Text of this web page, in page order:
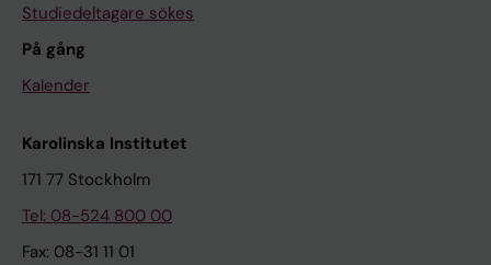
Studiedeltagare sökes
På gång
Kalender
Karolinska Institutet
171 77 Stockholm
Tel: 08-524 800 00
Fax: 08-31 11 01